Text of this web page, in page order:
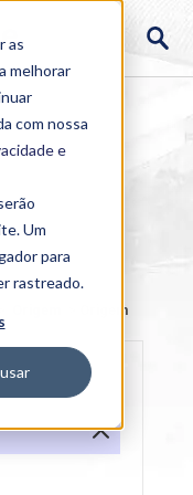
as
melhorar
com nossa
e
Um
para
rastreado.
Origem